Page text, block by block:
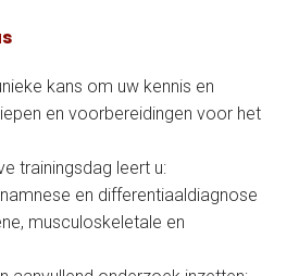
kans om uw kennis en
en voorbereidingen voor het
trainingsdag leert u:
en differentiaaldiagnose
musculoskeletale en